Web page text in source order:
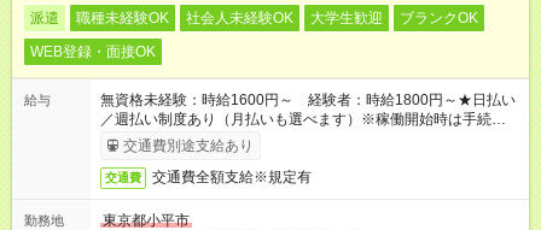
派遣 職種未経験OK 社会人未経験OK 大学生歓迎
ブランクOK
WEB登録・面接OK
給与
無資格未経験：時給1600円～ 経験者：時給1800円～★日払い
／週払い制度あり（月払いも選べます）※稼働開始時は手続き完
了次第のお支払いとなります。
交通費別途支給あり
交通費 交通費全額支給※規定有
勤務地
東京都小平市